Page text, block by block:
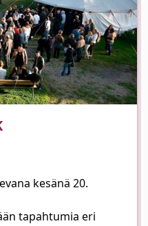
kesänä 20.
tapahtumia eri